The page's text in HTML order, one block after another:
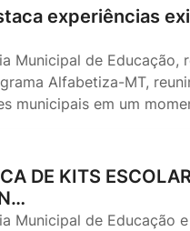
experiências
Municipal de Educação,
Alfabetiza-MT,
municipais em um
DE KITS
Municipal de Educação